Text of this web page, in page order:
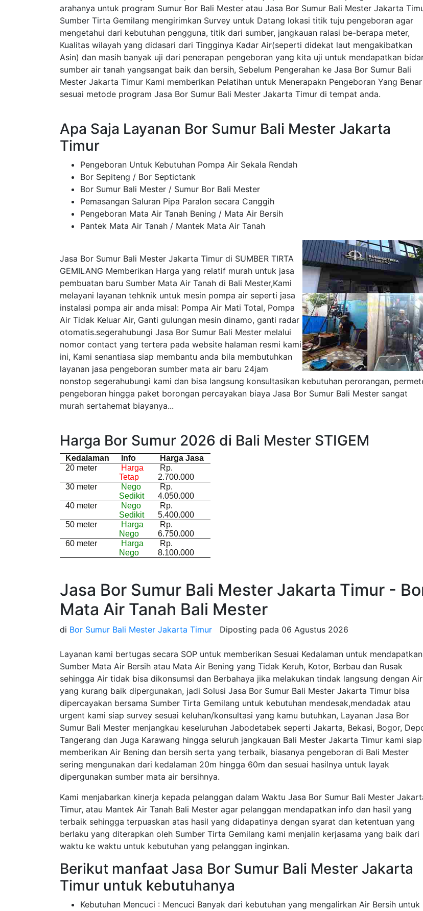
arahanya untuk program Sumur Bor Bali Mester atau Jasa Bor Sumur Bali Mester Jakarta
Sumber Tirta Gemilang mengirimkan Survey untuk Datang lokasi titik tuju pengeboran agar
mengetahui dari kebutuhan pengguna, titik dari sumber, jangkauan ralasi be-berapa meter,
Kualitas wilayah yang didasari dari Tingginya Kadar Air(seperti didekat laut mengakibatkan
Asin) dan masih banyak uji dari penerapan pengeboran yang kita uji untuk mendapatkan
sumber air tanah yangsangat baik dan bersih, Sebelum Pengerahan ke Jasa Bor Sumur Bali
Mester Jakarta Timur Kami memberikan Pelatihan untuk Menerapakn Pengeboran Yang Benar
sesuai metode program Jasa Bor Sumur Bali Mester Jakarta Timur di tempat anda.
Apa Saja Layanan Bor Sumur Bali Mester Jakarta
Timur
Pengeboran Untuk Kebutuhan Pompa Air Sekala Rendah
Bor Sepiteng / Bor Septictank
Bor Sumur Bali Mester / Sumur Bor Bali Mester
Pemasangan Saluran Pipa Paralon secara Canggih
Pengeboran Mata Air Tanah Bening / Mata Air Bersih
Pantek Mata Air Tanah / Mantek Mata Air Tanah
Jasa Bor Sumur Bali Mester Jakarta Timur di SUMBER TIRTA
GEMILANG Memberikan Harga yang relatif murah untuk jasa
pembuatan baru Sumber Mata Air Tanah di Bali Mester,Kami
melayani layanan tehknik untuk mesin pompa air seperti jasa
instalasi pompa air anda misal: Pompa Air Mati Total, Pompa
Air Tidak Keluar Air, Ganti gulungan mesin dinamo, ganti radar
otomatis.segerahubungi Jasa Bor Sumur Bali Mester melalui
nomor contact yang tertera pada website halaman resmi kami
ini, Kami senantiasa siap membantu anda bila membutuhkan
layanan jasa pengeboran sumber mata air baru 24jam
nonstop segerahubungi kami dan bisa langsung konsultasikan kebutuhan perorangan,
pengeboran hingga paket borongan percayakan biaya Jasa Bor Sumur Bali Mester sangat
murah sertahemat biayanya...
Harga Bor Sumur 2026 di Bali Mester STIGEM
Kedalaman Info
Harga Jasa
20 meter
Harga
Tetap
Rp.
2.700.000
30 meter
Nego
Sedikit
Rp.
4.050.000
40 meter
Nego
Sedikit
Rp.
5.400.000
50 meter
Harga
Nego
Rp.
6.750.000
60 meter
Harga
Nego
Rp.
8.100.000
Jasa Bor Sumur Bali Mester Jakarta Timur -
Mata Air Tanah Bali Mester
di Bor Sumur Bali Mester Jakarta Timur Diposting pada 06 Agustus 2026
Layanan kami bertugas secara SOP untuk memberikan Sesuai Kedalaman untuk mendapatkan
Sumber Mata Air Bersih atau Mata Air Bening yang Tidak Keruh, Kotor, Berbau dan Rusak
sehingga Air tidak bisa dikonsumsi dan Berbahaya jika melakukan tindak langsung dengan Air
yang kurang baik dipergunakan, jadi Solusi Jasa Bor Sumur Bali Mester Jakarta Timur bisa
dipercayakan bersama Sumber Tirta Gemilang untuk kebutuhan mendesak,mendadak atau
urgent kami siap survey sesuai keluhan/konsultasi yang kamu butuhkan, Layanan Jasa Bor
Sumur Bali Mester menjangkau keseluruhan Jabodetabek seperti Jakarta, Bekasi, Bogor,
Tangerang dan Juga Karawang hingga seluruh jangkauan Bali Mester Jakarta Timur kami siap
memberikan Air Bening dan bersih serta yang terbaik, biasanya pengeboran di Bali Mester
sering mengunakan dari kedalaman 20m hingga 60m dan sesuai hasilnya untuk layak
dipergunakan sumber mata air bersihnya.
Kami menjabarkan kinerja kepada pelanggan dalam Waktu Jasa Bor Sumur Bali Mester
Timur, atau Mantek Air Tanah Bali Mester agar pelanggan mendapatkan info dan hasil yang
terbaik sehingga terpuaskan atas hasil yang didapatinya dengan syarat dan ketentuan yang
berlaku yang diterapkan oleh Sumber Tirta Gemilang kami menjalin kerjasama yang baik dari
waktu ke waktu untuk kebutuhan yang pelanggan inginkan.
Berikut manfaat Jasa Bor Sumur Bali Mester Jakarta
Timur untuk kebutuhanya
Kebutuhan Mencuci : Mencuci Banyak dari kebutuhan yang mengalirkan Air Bersih untuk